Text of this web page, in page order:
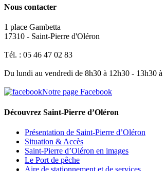
Nous contacter
1 place Gambetta
17310 - Saint-Pierre d'Oléron
Tél. : 05 46 47 02 83
Du lundi au vendredi de 8h30 à 12h30 - 13h30 à
Notre page Facebook
Découvrez Saint-Pierre d’Oléron
Présentation de Saint-Pierre d’Oléron
Situation & Accès
Saint-Pierre d’Oléron en images
Le Port de pêche
Aire de stationnement et de services